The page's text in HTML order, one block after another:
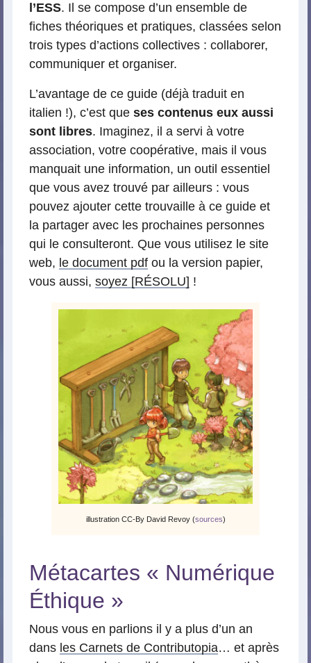
l’ESS. Il se compose d’un ensemble de
fiches théoriques et pratiques, classées selon
trois types d’actions collectives : collaborer,
communiquer et organiser.
L’avantage de ce guide (déjà traduit en
italien !), c’est que ses contenus eux aussi
sont libres. Imaginez, il a servi à votre
association, votre coopérative, mais il vous
manquait une information, un outil essentiel
que vous avez trouvé par ailleurs : vous
pouvez ajouter cette trouvaille à ce guide et
la partager avec les prochaines personnes
qui le consulteront. Que vous utilisez le site
web, le document pdf ou la version papier,
vous aussi, soyez [RÉSOLU] !
illustration CC-By David Revoy (sources)
Métacartes « Numérique
Éthique »
Nous vous en parlions il y a plus d’un an
dans les Carnets de Contributopia… et après